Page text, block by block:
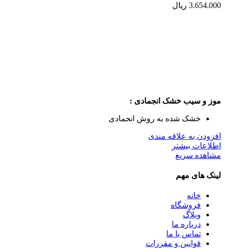
3.654.000 ریال
موز و سیب خشک انجمادی :
خشک شده به روش انجمادی
افزودن به علاقه مندی
اطلاعات بیشتر
مشاهده سریع
لینک های مهم
خانه
فروشگاه
وبلاگ
درباره ما
تماس با ما
قوانین و مقررات